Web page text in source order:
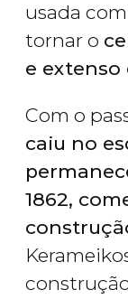
usada
tornar o
e extenso
Com o
caiu no
1862,